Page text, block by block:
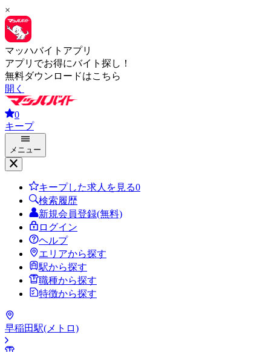
×
マッハバイトアプリ
アプリでお得にバイト探し！
無料ダウンロードはこちら
開く
0
キープ
メニュー
キープした求人を見る0
検索履歴
新規会員登録(無料)
ログイン
ヘルプ
エリアから探す
駅から探す
職種から探す
特徴から探す
早稲田駅(メトロ)